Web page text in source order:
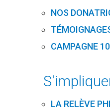
NOS
CAMPAGNE
LA RELÈVE